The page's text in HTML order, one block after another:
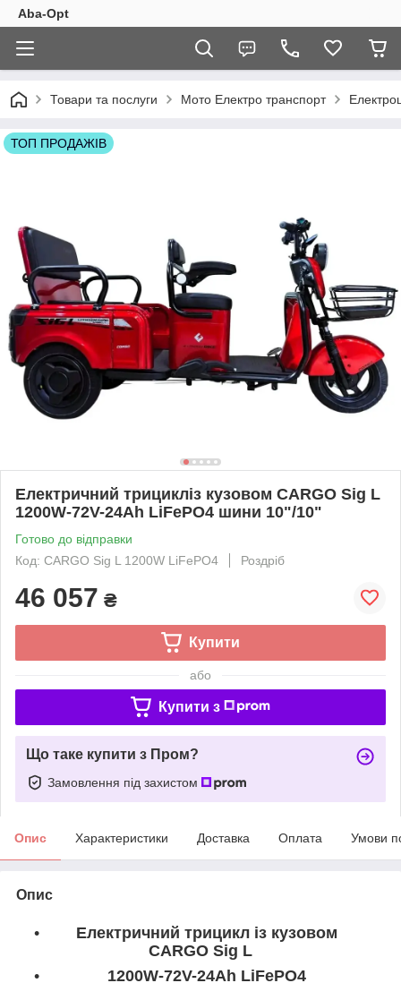
Aba-Opt
Товари та послуги Мото Електро транспорт
ТОП ПРОДАЖІВ
Електричний трицикліз кузовом CARGO Sig L
1200W-72V-24Ah LiFePO4 шини 10"/10"
Готово до відправки
Код: CARGO Sig L 1200W LiFePO4
Роздріб
46 057 ₴
Купити
або
Купити з
Що таке купити з Пром?
Замовлення під захистом
Опис Характеристики Доставка Оплата Умови
Опис
Електричний трицикл із кузовом
CARGO Sig L
1200W-72V-24Ah LiFePO4